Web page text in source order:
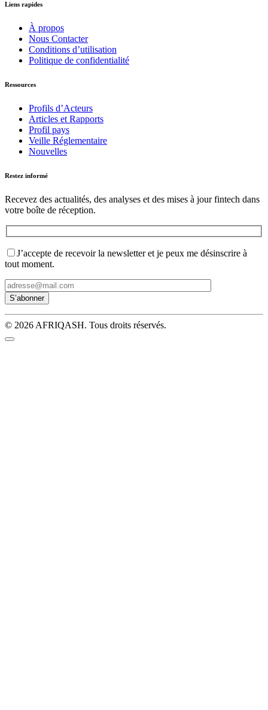
Liens rapides
À propos
Nous Contacter
Conditions d’utilisation
Politique de confidentialité
Ressources
Profils d’Acteurs
Articles et Rapports
Profil pays
Veille Réglementaire
Nouvelles
Restez informé
Recevez des actualités, des analyses et des mises à jour fintech dans
votre boîte de réception.
J’accepte de recevoir la newsletter et je peux me désinscrire à
tout moment.
© 2026 AFRIQASH. Tous droits réservés.